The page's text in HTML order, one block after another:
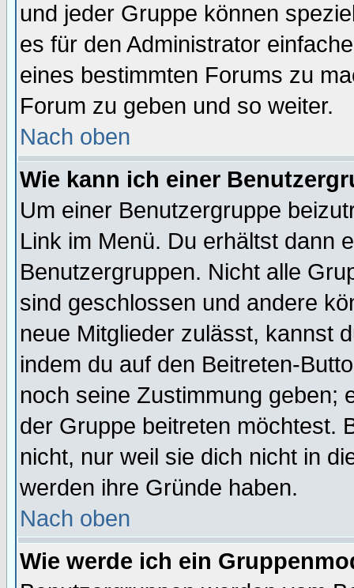
und jeder Gruppe können
es für den Administrator
eines bestimmten Forums zu
Forum zu geben und so weiter.
Nach oben
Wie kann ich einer
Um einer Benutzergruppe
Link im Menü. Du erhältst dann
Benutzergruppen. Nicht alle
sind geschlossen und andere
neue Mitglieder zulässt, kannst
indem du auf den Beitreten-
noch seine Zustimmung geben;
der Gruppe beitreten möchtest.
nicht, nur weil sie dich nicht in
werden ihre Gründe haben.
Nach oben
Wie werde ich ein